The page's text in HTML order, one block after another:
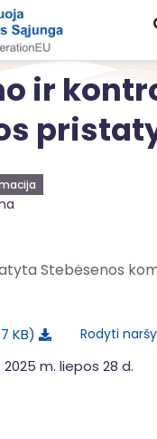
ir
Stebėsenos
KB Rodyti
m. liepos 28 d.